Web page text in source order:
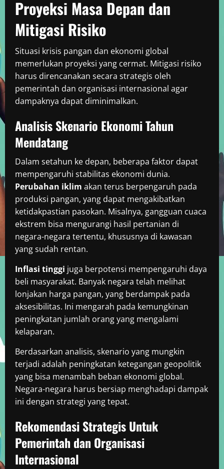
Proyeksi Masa Depan dan
Mitigasi Risiko
Situasi krisis pangan dan ekonomi global
memerlukan proyeksi yang cermat. Mitigasi risiko
harus direncanakan secara strategis oleh
pemerintah dan organisasi internasional agar
dampaknya dapat diminimalkan.
Analisis Skenario Ekonomi Tahun
Mendatang
Dalam setahun ke depan, beberapa faktor dapat
mempengaruhi stabilitas ekonomi dunia.
Perubahan iklim akan terus berpengaruh pada
produksi pangan, yang dapat mengakibatkan
ketidakpastian pasokan. Misalnya, gangguan cuaca
ekstrem bisa mengurangi hasil pertanian di
negara-negara tertentu, khususnya di kawasan
yang sudah rentan.
Inflasi tinggi juga berpotensi mempengaruhi daya
beli masyarakat. Banyak negara telah melihat
lonjakan harga pangan, yang berdampak pada
aksesibilitas. Ini mengarah pada kemungkinan
peningkatan jumlah orang yang mengalami
kelaparan.
Berdasarkan analisis, skenario yang mungkin
terjadi adalah peningkatan ketegangan geopolitik
yang bisa menambah beban ekonomi global.
Negara-negara harus bersiap menghadapi dampak
ini dengan strategi yang tepat.
Rekomendasi Strategis Untuk
Pemerintah dan Organisasi
Internasional